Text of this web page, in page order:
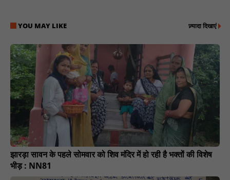
YOU MAY LIKE ज़्यादा दिखाएं
झारड़ा सावन के पहले सोमवार को शिव मंदिर में हो रही है भक्तों की विशेष
भीड़ : NN81